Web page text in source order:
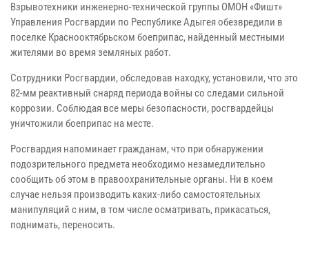
Взрывотехники инженерно-технической группы ОМОН «Фишт»
Управления Росгвардии по Республике Адыгея обезвредили в
поселке Краснооктябрьском боеприпас, найденный местными
жителями во время земляных работ.
Сотрудники Росгвардии, обследовав находку, установили, что это
82-мм реактивный снаряд периода войны со следами сильной
коррозии. Соблюдая все меры безопасности, росгвардейцы
уничтожили боеприпас на месте.
Росгвардия напоминает гражданам, что при обнаружении
подозрительного предмета необходимо незамедлительно
сообщить об этом в правоохранительные органы. Ни в коем
случае нельзя производить каких-либо самостоятельных
манипуляций с ним, в том числе осматривать, прикасаться,
поднимать, переносить.